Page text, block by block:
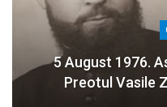
5 August 1976.
Preotul Vasile